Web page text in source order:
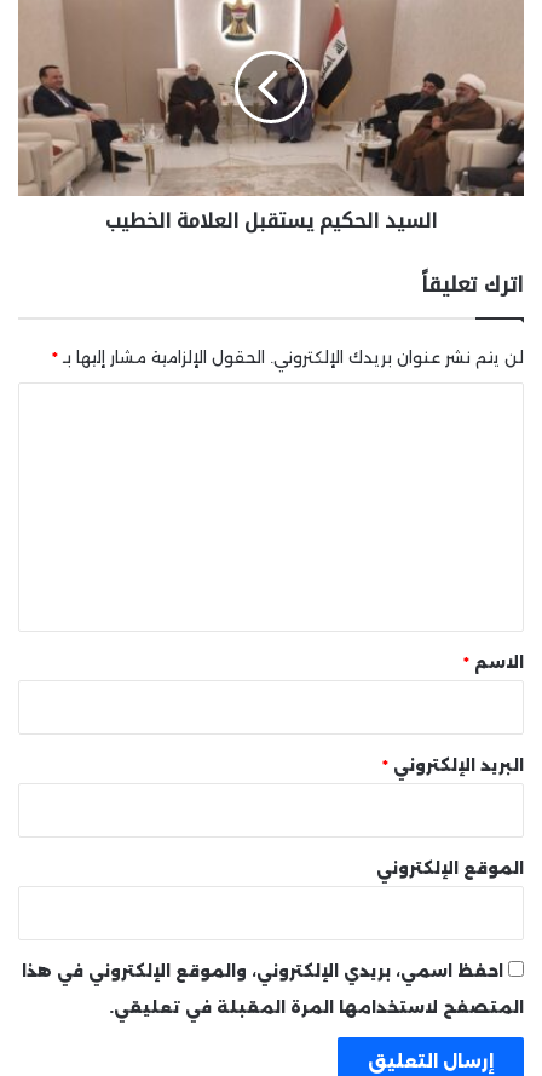
السيد الحكيم يستقبل العلامة الخطيب
اترك تعليقاً
لن يتم نشر عنوان بريدك الإلكتروني. الحقول الإلزامية مشار إليها بـ*
* الاسم *
البريد الإلكتروني *
الموقع الإلكتروني
احفظ اسمي، بريدي الإلكتروني، والموقع الإلكتروني في هذا
المتصفح لاستخدامها المرة المقبلة في تعليقي.